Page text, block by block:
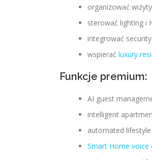
organizować
sterować lighting i
integrować
wspierać luxury
Funkcje premium:
AI guest
intelligent
automated
Smart Home voice